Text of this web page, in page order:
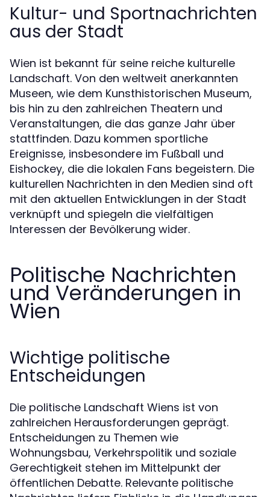
Kultur- und Sportnachrichten
aus der Stadt
Wien ist bekannt für seine reiche kulturelle
Landschaft. Von den weltweit anerkannten
Museen, wie dem Kunsthistorischen Museum,
bis hin zu den zahlreichen Theatern und
Veranstaltungen, die das ganze Jahr über
stattfinden. Dazu kommen sportliche
Ereignisse, insbesondere im Fußball und
Eishockey, die die lokalen Fans begeistern. Die
kulturellen Nachrichten in den Medien sind oft
mit den aktuellen Entwicklungen in der Stadt
verknüpft und spiegeln die vielfältigen
Interessen der Bevölkerung wider.
Politische Nachrichten
und Veränderungen in
Wien
Wichtige politische
Entscheidungen
Die politische Landschaft Wiens ist von
zahlreichen Herausforderungen geprägt.
Entscheidungen zu Themen wie
Wohnungsbau, Verkehrspolitik und soziale
Gerechtigkeit stehen im Mittelpunkt der
öffentlichen Debatte. Relevante politische